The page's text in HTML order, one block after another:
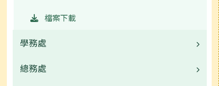
檔案下載
學務處
業務職掌
總務處